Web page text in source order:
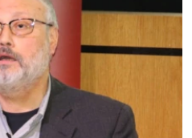
فرهنگ و زندگی
حقوق شهروندی
علم و فناوری
اسرائیل در جنگ
مستندها
انتخابات ریاست جمهوری آمریکا ۲۰۲۴
حمله جمهوری اسلامی به اسرائیل
رمز مهسا
ورزش زنان در ایران
دنبال کنید
زبانهای مختلف